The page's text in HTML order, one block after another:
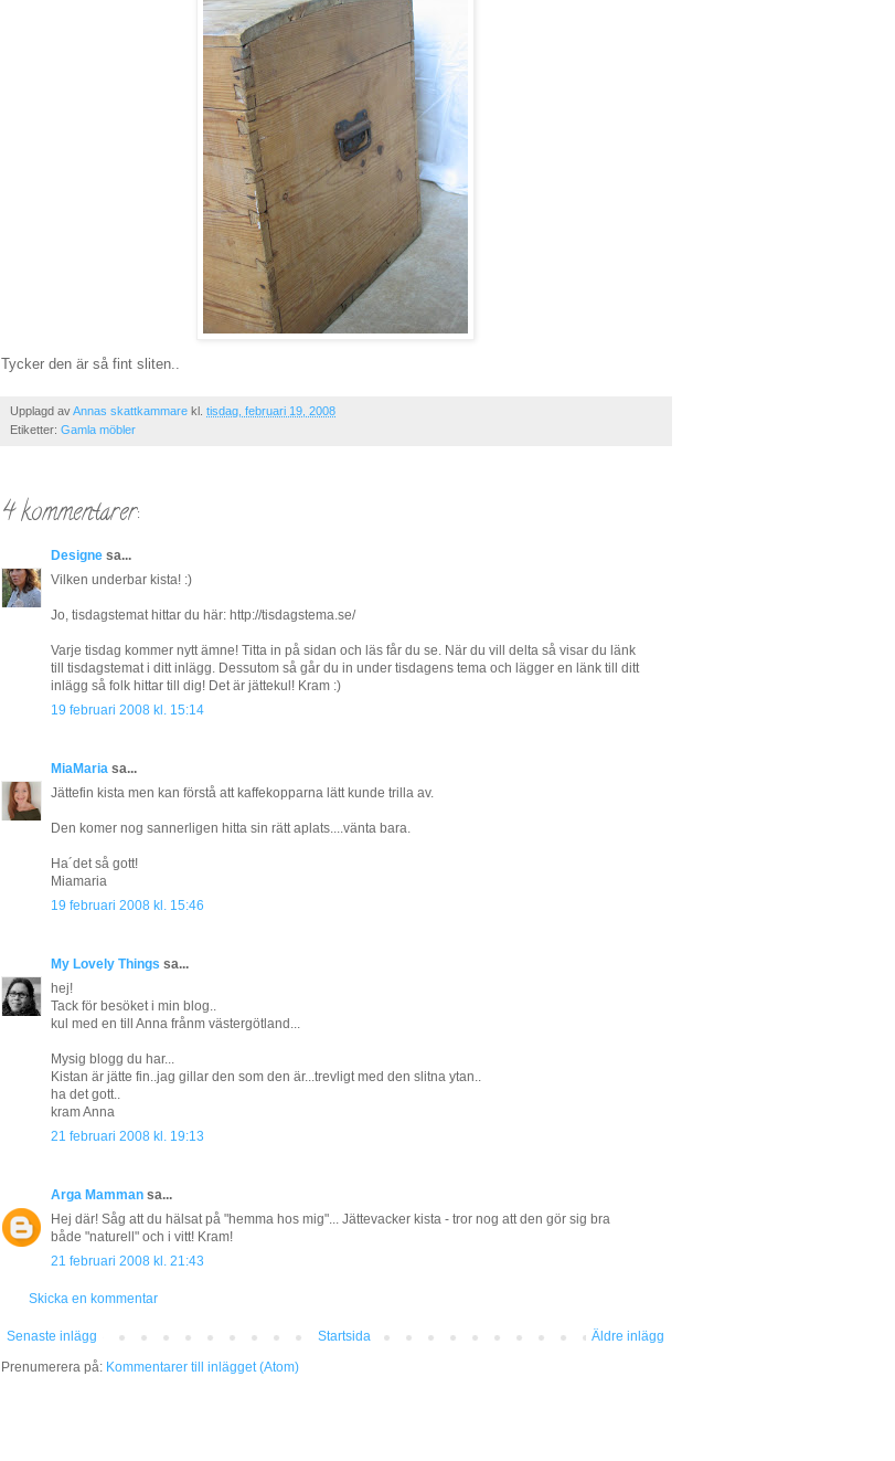
Tycker den är så fint sliten..
Upplagd avAnnas skattkammare kl. tisdag, februari 19, 2008
Etiketter: Gamla möbler
4 kommentarer:
Designe sa...
Vilken underbar kista! :)
Jo, tisdagstemat hittar du här: http://tisdagstema.se/
Varje tisdag kommer nytt ämne! Titta in på sidan och läs får du se. När du vill delta så visar du länk
till tisdagstemat i ditt inlägg. Dessutom så går du in under tisdagens tema och lägger en länk till ditt
inlägg så folk hittar till dig! Det är jättekul! Kram :)
19 februari 2008 kl. 15:14
MiaMaria sa...
Jättefin kista men kan förstå att kaffekopparna lätt kunde trilla av.
Den komer nog sannerligen hitta sin rätt aplats....vänta bara.
Ha´det så gott!
Miamaria
19 februari 2008 kl. 15:46
My Lovely Things sa...
hej!
Tack för besöket i min blog..
kul med en till Anna frånm västergötland...
Mysig blogg du har...
Kistan är jätte fin..jag gillar den som den är...trevligt med den slitna ytan..
ha det gott..
kram Anna
21 februari 2008 kl. 19:13
Arga Mamman sa...
Hej där! Såg att du hälsat på "hemma hos mig"... Jättevacker kista - tror nog att den gör sig bra
både "naturell" och i vitt! Kram!
21 februari 2008 kl. 21:43
Skicka en kommentar
Senaste inlägg Äldre inlägg
Startsida
Prenumerera på: Kommentarer till inlägget (Atom)